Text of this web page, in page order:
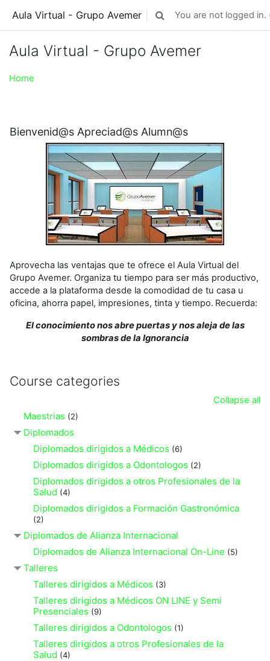
Aula Virtual - Grupo Avemer Toggle search input
You are not logged in.
Aula Virtual - Grupo Avemer
Home
Bienvenid@s Apreciad@s Alumn@s
Aprovecha las ventajas que te ofrece el Aula Virtual del
Grupo Avemer. Organiza tu tiempo para ser más productivo,
accede a la plataforma desde la comodidad de tu casa u
oficina, ahorra papel, impresiones, tinta y tiempo. Recuerda:
El conocimiento nos abre puertas y nos aleja de las
sombras de la Ignorancia
Course categories
Collapse all
Maestrias (2)
Diplomados
Diplomados dirigidos a Médicos (6)
Diplomados dirigidos a Odontologos (2)
Diplomados dirigidos a otros Profesionales de la
Salud (4)
Diplomados dirigidos a Formación Gastronómica
(2)
Diplomados de Alianza Internacional
Diplomados de Alianza Internacional On-Line (5)
Talleres
Talleres dirigidos a Médicos (3)
Talleres dirigidos a Médicos ON LINE y Semi
Presenciales (9)
Talleres dirigidos a Odontologos (1)
Talleres dirigidos a otros Profesionales de la
Salud (4)